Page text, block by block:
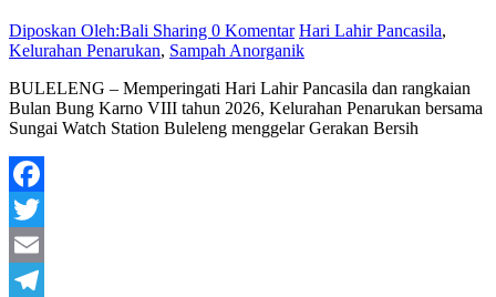
Diposkan Oleh:Bali Sharing 0 Komentar Hari Lahir Pancasila,
Kelurahan Penarukan, Sampah Anorganik
BULELENG – Memperingati Hari Lahir Pancasila dan rangkaian
Bulan Bung Karno VIII tahun 2026, Kelurahan Penarukan bersama
Sungai Watch Station Buleleng menggelar Gerakan Bersih
Facebook
Twitter
Email